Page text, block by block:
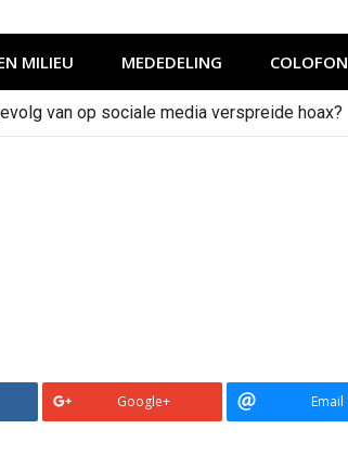
MILIEU MEDEDELING COLOFON
van op sociale media verspreide hoax?
Google+ Email